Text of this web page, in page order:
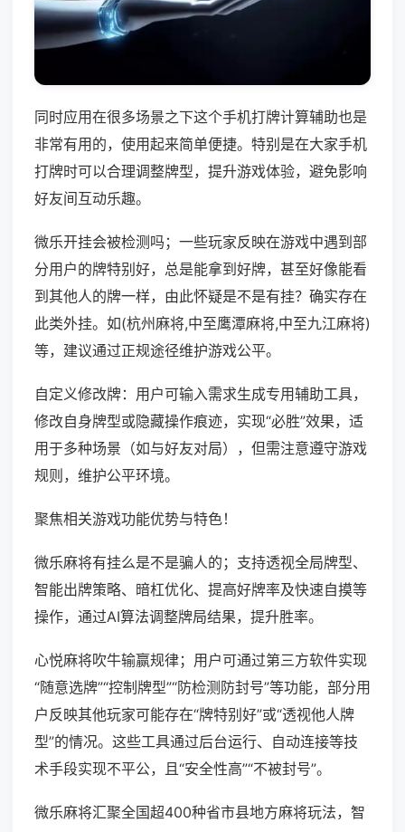
同时应用在很多场景之下这个手机打牌计算辅助也是
非常有用的，使用起来简单便捷。特别是在大家手机
打牌时可以合理调整牌型，提升游戏体验，避免影响
好友间互动乐趣。
微乐开挂会被检测吗；一些玩家反映在游戏中遇到部
分用户的牌特别好，总是能拿到好牌，甚至好像能看
到其他人的牌一样，由此怀疑是不是有挂？确实存在
此类外挂。如(杭州麻将,中至鹰潭麻将,中至九江麻将)
等，建议通过正规途径维护游戏公平。
自定义修改牌：用户可输入需求生成专用辅助工具，
修改自身牌型或隐藏操作痕迹，实现“必胜”效果，适
用于多种场景（如与好友对局），但需注意遵守游戏
规则，维护公平环境。
聚焦相关游戏功能优势与特色！
微乐麻将有挂么是不是骗人的；支持透视全局牌型、
智能出牌策略、暗杠优化、提高好牌率及快速自摸等
操作，通过AI算法调整牌局结果，提升胜率。
心悦麻将吹牛输赢规律；用户可通过第三方软件实现
“随意选牌”“控制牌型”“防检测防封号”等功能，部分用
户反映其他玩家可能存在“牌特别好”或“透视他人牌
型”的情况。这些工具通过后台运行、自动连接等技
术手段实现不平公，且“安全性高”“不被封号”。
微乐麻将汇聚全国超400种省市县地方麻将玩法，智